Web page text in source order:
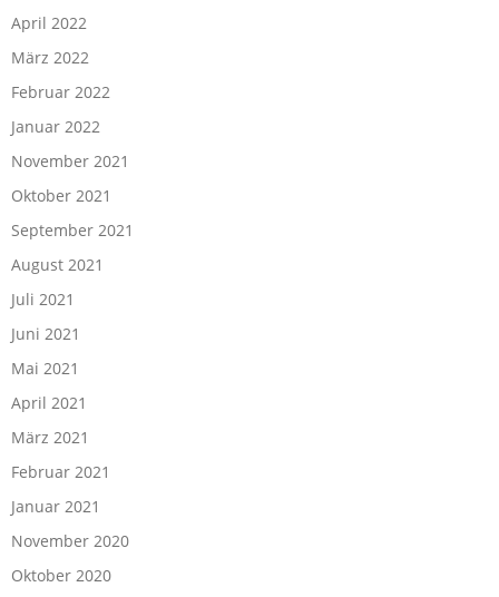
April 2022
März 2022
Februar 2022
Januar 2022
November 2021
Oktober 2021
September 2021
August 2021
Juli 2021
Juni 2021
Mai 2021
April 2021
März 2021
Februar 2021
Januar 2021
November 2020
Oktober 2020